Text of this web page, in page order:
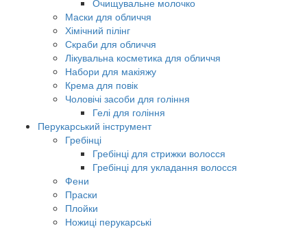
Очищувальне молочко
Маски для обличчя
Хімічний пілінг
Скраби для обличчя
Лікувальна косметика для обличчя
Набори для макіяжу
Крема для повік
Чоловічі засоби для гоління
Гелі для гоління
Перукарський інструмент
Гребінці
Гребінці для стрижки волосся
Гребінці для укладання волосся
Фени
Праски
Плойки
Ножиці перукарські